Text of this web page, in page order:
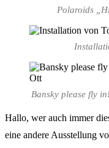
Polaroids
Bansky please fly
Hallo, wer auch immer
eine andere Ausstellung